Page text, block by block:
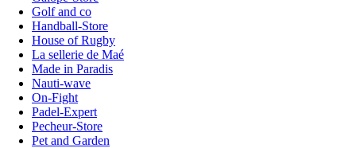
Golf and co
Handball-Store
House of Rugby
La sellerie de Maé
Made in Paradis
Nauti-wave
On-Fight
Padel-Expert
Pecheur-Store
Pet and Garden